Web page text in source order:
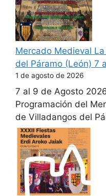
Mercado Medieval
del Páramo (León) 7
1 de agosto de 2026
7 al 9 de Agosto
Programación del
de Villadangos del